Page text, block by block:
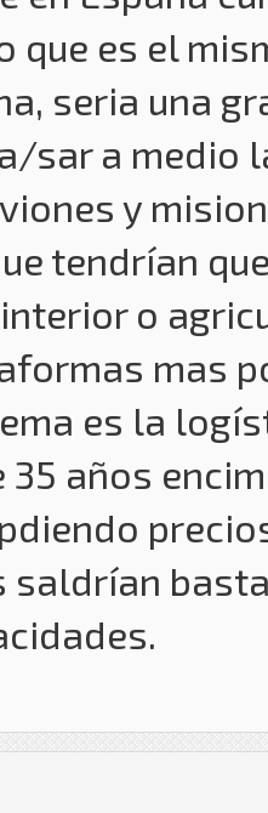
que es el
seria una
sar a medio
y
tendrían
o
mas
es la
35 años
saldrían